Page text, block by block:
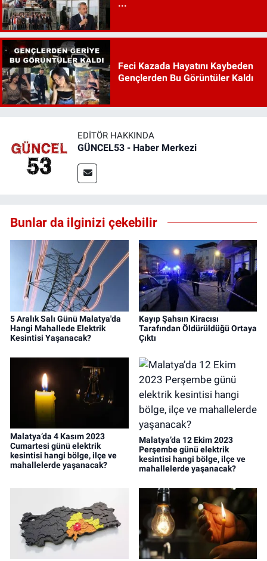
...
Feci Kazada Hayatını Kaybeden
Gençlerden Bu Görüntüler Kaldı
EDITÖR HAKKINDA
GÜNCEL53 - Haber Merkezi
Bunlar da ilginizi çekebilir
5 Aralık Salı Günü Malatya'da
Hangi Mahallede Elektrik
Kesintisi Yaşanacak?
Kayıp Şahsın Kiracısı
Tarafından Öldürüldüğü Ortaya
Çıktı
Malatya’da 4 Kasım 2023
Cumartesi günü elektrik
kesintisi hangi bölge, ilçe ve
mahallelerde yaşanacak?
Malatya’da 12 Ekim 2023
Perşembe günü elektrik
kesintisi hangi bölge, ilçe ve
mahallelerde yaşanacak?